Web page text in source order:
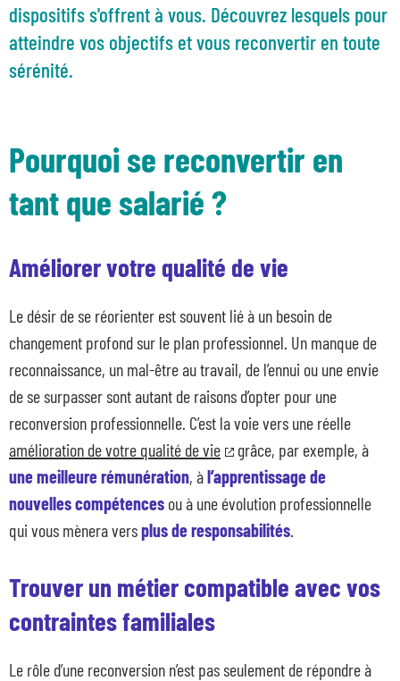
dispositifs s'offrent à vous. Découvrez lesquels pour
atteindre vos objectifs et vous reconvertir en toute
sérénité.
Pourquoi se reconvertir en
tant que salarié ?
Améliorer votre qualité de vie
Le désir de se réorienter est souvent lié à un besoin de
changement profond sur le plan professionnel. Un manque de
reconnaissance, un mal-être au travail, de l’ennui ou une envie
de se surpasser sont autant de raisons d’opter pour une
reconversion professionnelle. C’est la voie vers une réelle
amélioration de votre qualité de vie
grâce, par exemple, à
une meilleure rémunération, àl’apprentissage de
nouvelles compétences ou à une évolution professionnelle
qui vous mènera versplus de responsabilités
Trouver un métier compatible avec vos
contraintes familiales
Le rôle d’une reconversion n’est pas seulement de répondre à